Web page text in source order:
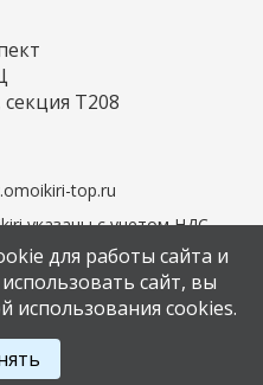
Т208
top.ru
указаны с учетом НДС
в СПБ. Фирменный
в мессенджер MAX
для работы сайта и
сайт, вы
использования cookies.